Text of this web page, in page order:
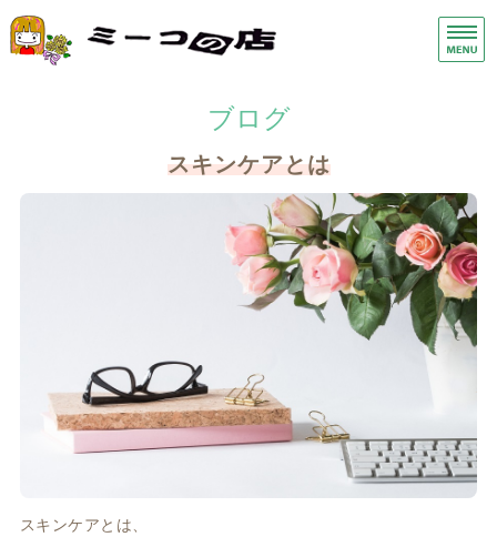
手荒れ手湿疹保湿クリーム・
ブログ
スキンケアとは
スキンケアとは、